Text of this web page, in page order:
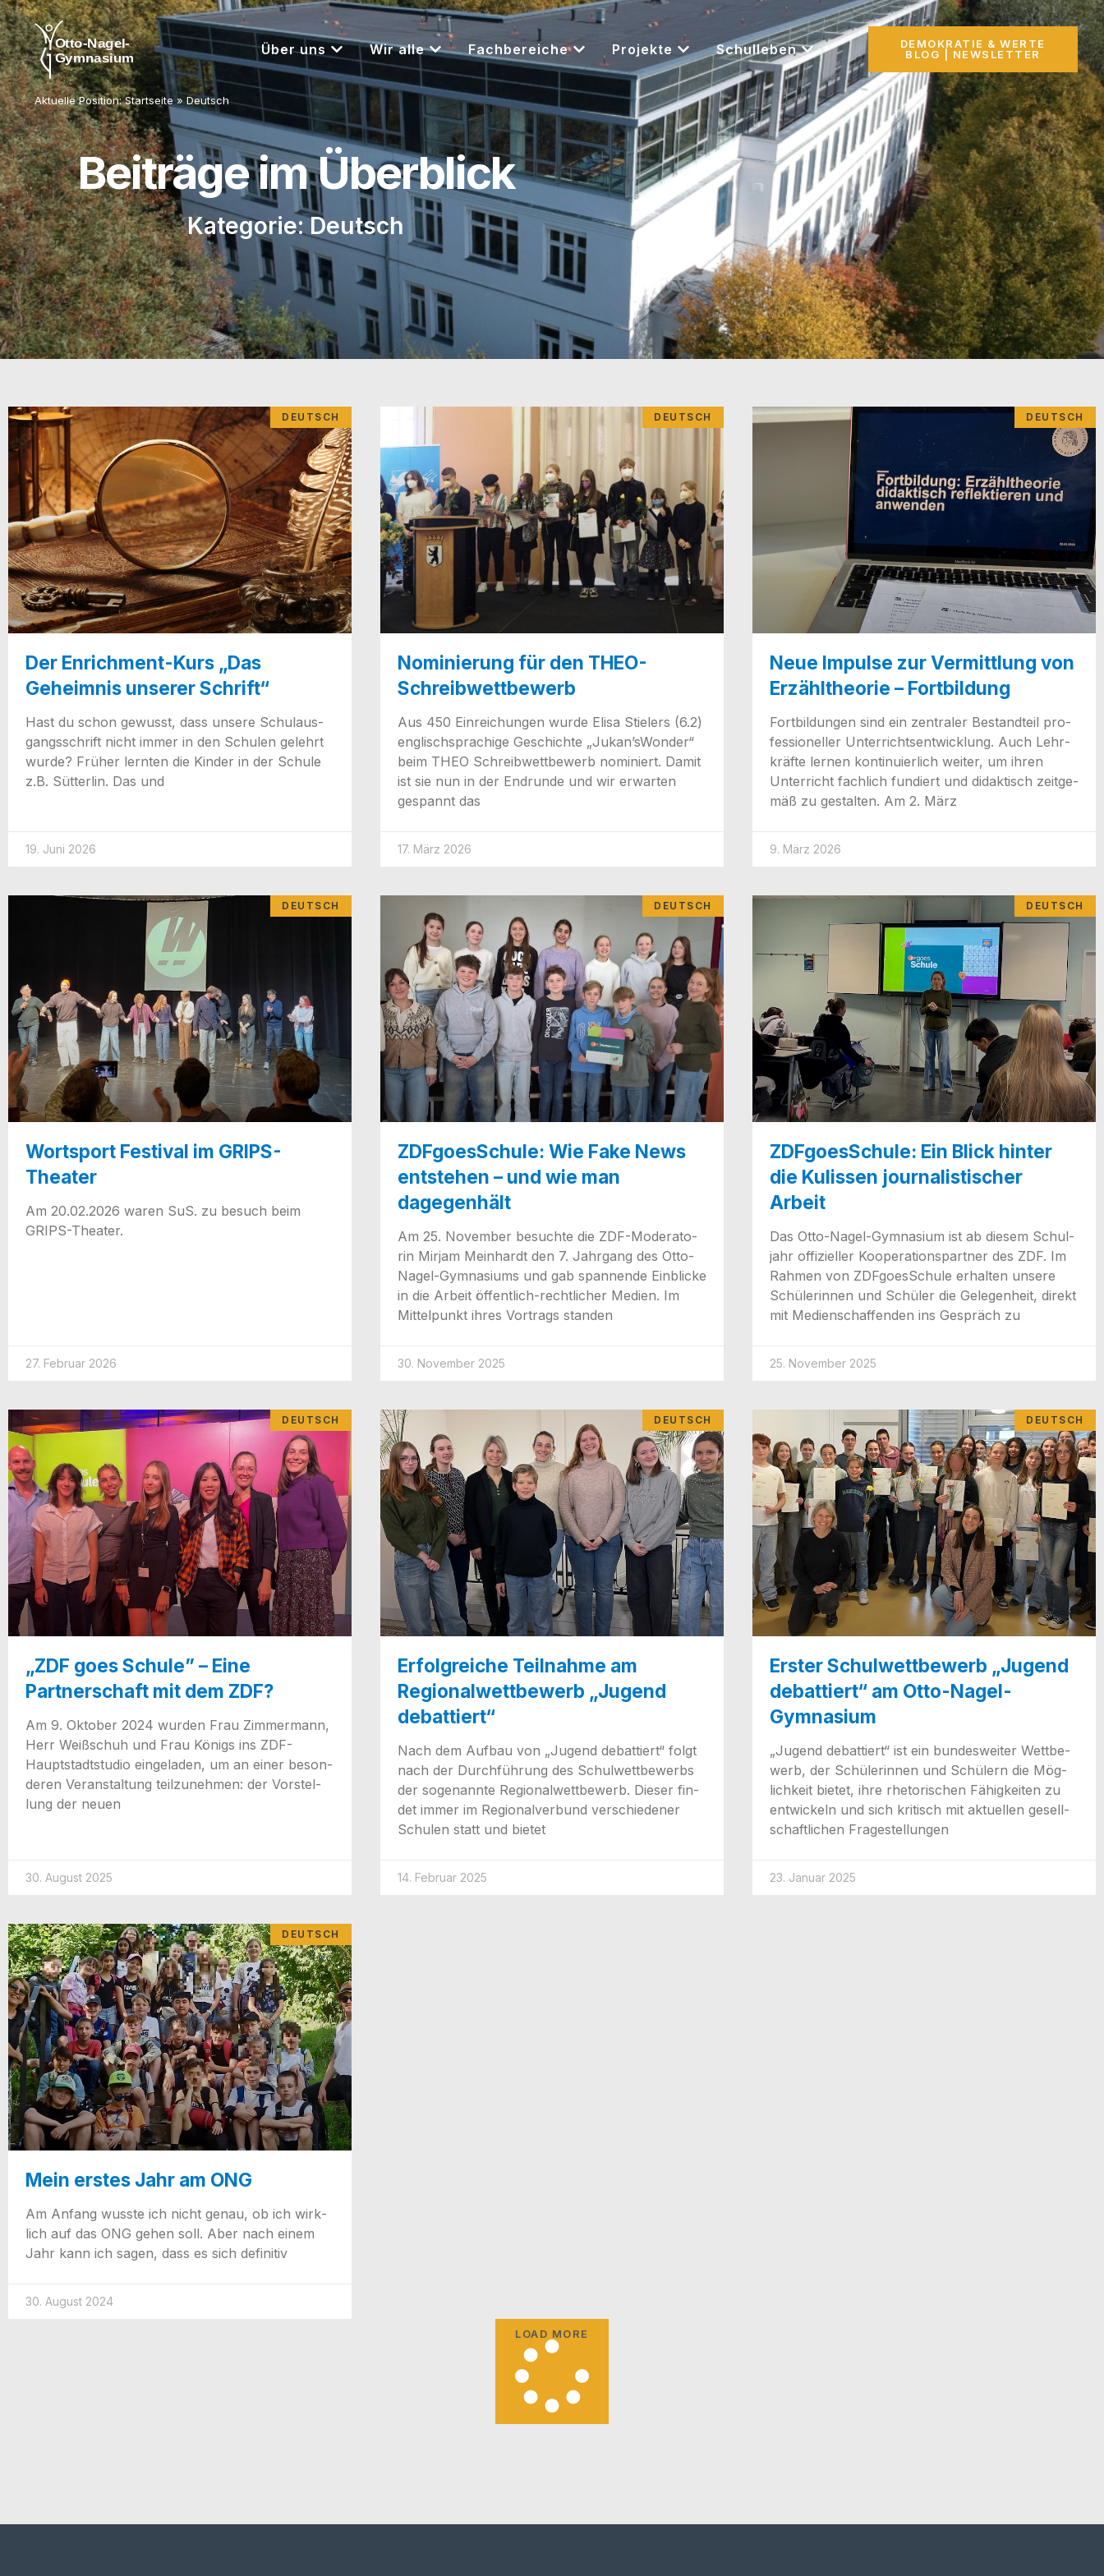
Über uns Wir alle Fachbereiche Projekte Schulleben
DEMOKRATIE & WERTE
BLOG | NEWSLETTER
Aktuelle Position:Startseite »Deutsch
Beiträge im Überblick
Kategorie: Deutsch
DEUTSCH
Der Enrichment-Kurs „Das
Geheimnis unserer Schrift“
Hast du schon gewusst, dass unse­re Schul­aus­
gangs­schrift nicht immer in den Schu­len gelehrt
wur­de? Frü­her lern­ten die Kin­der in der Schu­le
z.B. Süt­ter­lin. Das und
19. Juni 2026
DEUTSCH
Nominierung für den THEO-
Schreibwettbewerb
Aus 450 Ein­rei­chun­gen wur­de Eli­sa Stie­lers (6.2)
eng­lisch­spra­chi­ge Geschich­te „Jukan’sWon­der“
beim THEO Schreib­wett­be­werb nomi­niert. Damit
ist sie nun in der End­run­de und wir erwar­ten
gespannt das
17. März 2026
DEUTSCH
Neue Impulse zur Vermittlung von
Erzähltheorie – Fortbildung
Fort­bil­dun­gen sind ein zen­tra­ler Bestand­teil pro­
fes­sio­nel­ler Unter­richts­ent­wick­lung. Auch Lehr­
kräf­te ler­nen kon­ti­nu­ier­lich wei­ter, um ihren
Unter­richt fach­lich fun­diert und didak­tisch zeit­ge­
mäß zu gestal­ten. Am 2. März
9. März 2026
DEUTSCH
Wortsport Festival im GRIPS-
Theater
Am 20.02.2026 waren SuS. zu besuch beim
GRIPS-Theater.
27. Februar 2026
DEUTSCH
ZDFgoesSchule: Wie Fake News
entstehen – und wie man
dagegenhält
Am 25. Novem­ber besuch­te die ZDF-Mode­ra­­to­
rin Mir­jam Mein­hardt den 7. Jahr­gang des Otto-
Nagel-Gym­na­­si­ums und gab span­nen­de Ein­bli­cke
in die Arbeit öffen­t­­lich-rech­t­­li­cher Medi­en. Im
Mit­tel­punkt ihres Vor­trags standen
30. November 2025
DEUTSCH
ZDFgoesSchule: Ein Blick hinter
die Kulissen journalistischer
Arbeit
Das Otto-Nagel-Gym­na­­si­um ist ab die­sem Schul­
jahr offi­zi­el­ler Koope­ra­ti­ons­part­ner des ZDF. Im
Rah­men von ZDFgoes­Schu­le erhal­ten unse­re
Schü­le­rin­nen und Schü­ler die Gele­gen­heit, direkt
mit Medi­en­schaf­fen­den ins Gespräch zu
25. November 2025
DEUTSCH
„ZDF goes Schule” – Eine
Partnerschaft mit dem ZDF?
Am 9. Okto­ber 2024 wur­den Frau Zim­mer­mann,
Herr Weiß­schuh und Frau Königs ins ZDF-
Haup­t­­stadt­­s­tu­­dio ein­ge­la­den, um an einer beson­
de­ren Ver­an­stal­tung teil­zu­neh­men: der Vor­stel­
lung der neuen
30. August 2025
DEUTSCH
Erfolgreiche Teilnahme am
Regionalwettbewerb „Jugend
debattiert“
Nach dem Auf­bau von „Jugend debat­tiert“ folgt
nach der Durch­füh­rung des Schul­wett­be­werbs
der soge­nann­te Regio­nal­wett­be­werb. Die­ser fin­
det immer im Regio­nal­ver­bund ver­schie­de­ner
Schu­len statt und bietet
14. Februar 2025
DEUTSCH
Erster Schulwettbewerb „Jugend
debattiert“ am Otto-Nagel-
Gymnasium
„Jugend debat­tiert“ ist ein bun­des­wei­ter Wett­be­
werb, der Schü­le­rin­nen und Schü­lern die Mög­
lich­keit bie­tet, ihre rhe­to­ri­schen Fähig­kei­ten zu
ent­wi­ckeln und sich kri­tisch mit aktu­el­len gesell­
schaft­li­chen Fragestellungen
23. Januar 2025
DEUTSCH
Mein erstes Jahr am ONG
Am Anfang wuss­te ich nicht genau, ob ich wirk­
lich auf das ONG gehen soll. Aber nach einem
Jahr kann ich sagen, dass es sich definitiv
30. August 2024
LOAD MORE